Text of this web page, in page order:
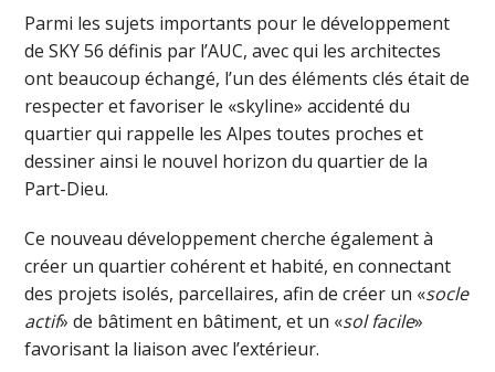
Parmi les sujets importants pour le développement
de SKY 56 définis par l’AUC, avec qui les architectes
ont beaucoup échangé, l’un des éléments clés était de
respecter et favoriser le «skyline» accidenté du
quartier qui rappelle les Alpes toutes proches et
dessiner ainsi le nouvel horizon du quartier de la
Part-Dieu.
Ce nouveau développement cherche également à
créer un quartier cohérent et habité, en connectant
des projets isolés, parcellaires, afin de créer un «socle
actif» de bâtiment en bâtiment, et un «sol facile»
favorisant la liaison avec l’extérieur.